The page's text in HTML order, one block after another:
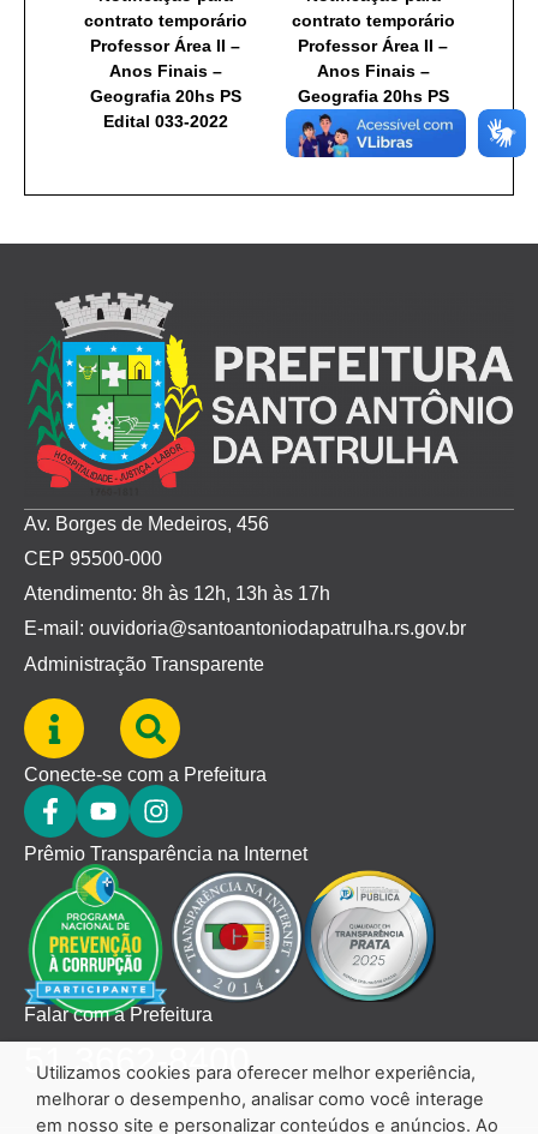
contrato temporário
Professor Área II –
Anos Finais –
Geografia 20hs PS
Edital 033-2022
contrato temporário
Professor Área II –
Anos Finais –
Geografia 20hs PS
Edital 033-2022
Av. Borges de Medeiros, 456
CEP 95500-000
Atendimento: 8h às 12h, 13h às 17h
E-mail: ouvidoria@santoantoniodapatrulha.rs.gov.br
Administração Transparente
Conecte-se com a Prefeitura
Prêmio Transparência na Internet
Falar com a Prefeitura
51 3662-8400
Utilizamos cookies para oferecer melhor experiência,
melhorar o desempenho, analisar como você interage
em nosso site e personalizar conteúdos e anúncios. Ao